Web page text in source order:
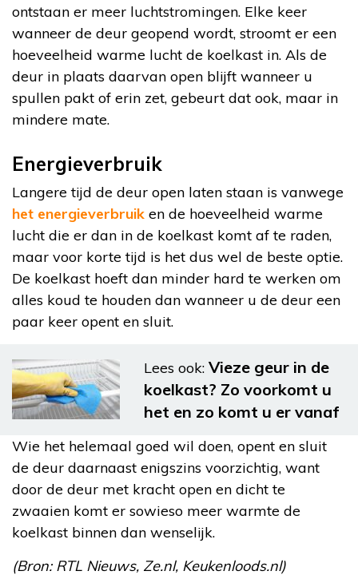
ontstaan er meer luchtstromingen. Elke keer
wanneer de deur geopend wordt, stroomt er een
hoeveelheid warme lucht de koelkast in. Als de
deur in plaats daarvan open blijft wanneer u
spullen pakt of erin zet, gebeurt dat ook, maar in
mindere mate.
Energieverbruik
Langere tijd de deur open laten staan is vanwege
het energieverbruik en de hoeveelheid warme
lucht die er dan in de koelkast komt af te raden,
maar voor korte tijd is het dus wel de beste optie.
De koelkast hoeft dan minder hard te werken om
alles koud te houden dan wanneer u de deur een
paar keer opent en sluit.
Lees ook: Vieze geur in de
koelkast? Zo voorkomt u
het en zo komt u er vanaf
Wie het helemaal goed wil doen, opent en sluit
de deur daarnaast enigszins voorzichtig, want
door de deur met kracht open en dicht te
zwaaien komt er sowieso meer warmte de
koelkast binnen dan wenselijk.
(Bron: RTL Nieuws, Ze.nl, Keukenloods.nl)